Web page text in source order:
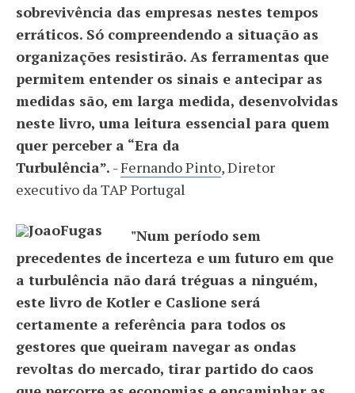
sobrevivência das empresas nestes tempos
erráticos. Só compreendendo a situação as
organizações resistirão. As ferramentas que
permitem entender os sinais e antecipar as
medidas são, em larga medida, desenvolvidas
neste livro, uma leitura essencial para quem
quer perceber a “Era da
Turbulência”. -Fernando Pinto, Diretor
executivo da TAP Portugal
"Num período sem
precedentes de incerteza e um futuro em que
a turbulência não dará tréguas a ninguém,
este livro de Kotler e Caslione será
certamente a referência para todos os
gestores que queiram navegar as ondas
revoltas do mercado, tirar partido do caos